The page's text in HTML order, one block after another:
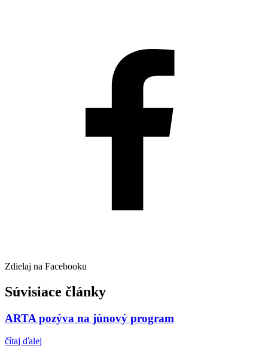
Zdielaj na Facebooku
Súvisiace články
ARTA pozýva na júnový program
čítaj ďalej